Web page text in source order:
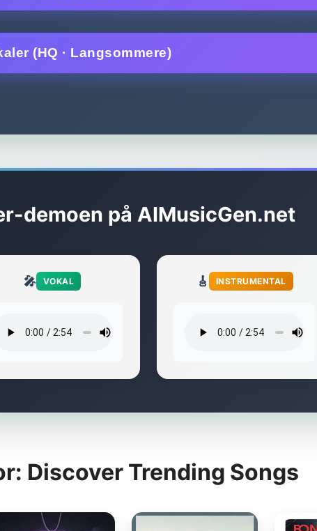
(HQ · Langsommere)
demoen på AIMusicGen.net
🎤 VOKAL 🎸 INSTRUMENTAL
Discover Trending Songs